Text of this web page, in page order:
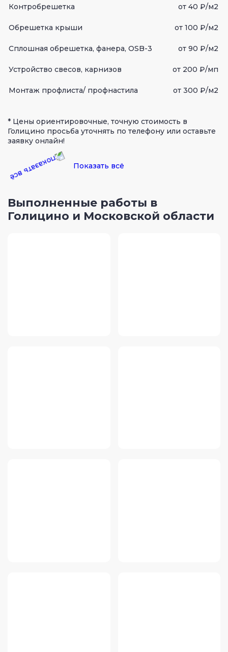
Контробрешетка от 40 ₽/м2
Обрешетка крыши от 100 ₽/м2
Сплошная обрешетка, фанера, OSB-3 от 90 ₽/м2
Устройство свесов, карнизов от 200 ₽/мп
Монтаж профлиста/ профнастила от 300 ₽/м2
* Цены ориентировочные, точную стоимость в
Голицино просьба уточнять по телефону или оставьте
заявку онлайн!
Показать всё
Выполненные работы в
Голицино и Московской области